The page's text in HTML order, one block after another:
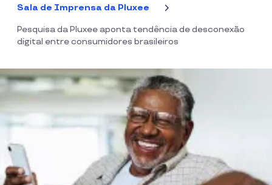
Sala de Imprensa da Pluxee
Pesquisa da Pluxee aponta tendência de desconexão
digital entre consumidores brasileiros